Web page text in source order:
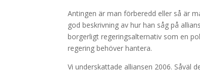
Antingen är man förberedd eller så är
god beskrivning av hur han såg på
borgerligt regeringsalternativ som en
regering behöver hantera.
Vi underskattade alliansen 2006. Såväl